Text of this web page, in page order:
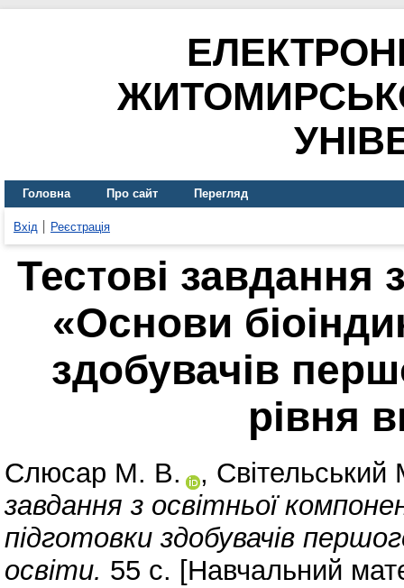
Головна Про сайт Перегляд
Вхід Реєстрація
Тестові завдання
«Основи
здобувачів
рівня
Слюсар М. В. ,
завдання з освітньої
підготовки здобувачів
освіти. 55 с. [Навчальний